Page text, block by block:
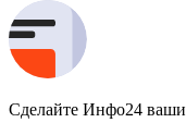
Сделайте Инфо24